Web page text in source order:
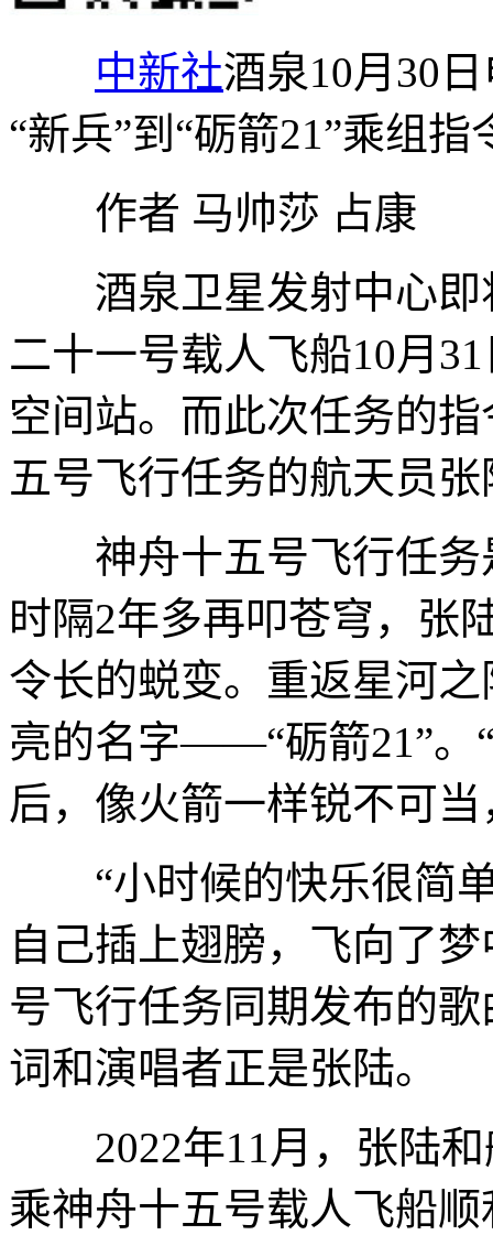
中新社酒泉10月30
“新兵”到“砺箭21”乘组指
作者 马帅莎 占康
酒泉卫星发射中心即
二十一号载人飞船10月
空间站。而此次任务的
五号飞行任务的航天员张
神舟十五号飞行任务
时隔2年多再叩苍穹，张
令长的蜕变。重返星河
亮的名字——“砺箭21”。
后，像火箭一样锐不可
“小时候的快乐很简单
自己插上翅膀，飞向了
号飞行任务同期发布的
词和演唱者正是张陆。
2022年11月，张陆和
乘神舟十五号载人飞船